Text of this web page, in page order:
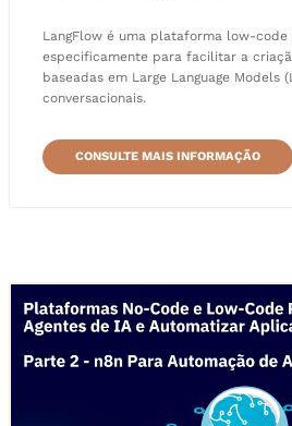
LangFlow é uma plataforma low-
especificamente para facilitar a
baseadas em Large Language Models
conversacionais.
CONSULTE MAIS INFORMAÇÃO